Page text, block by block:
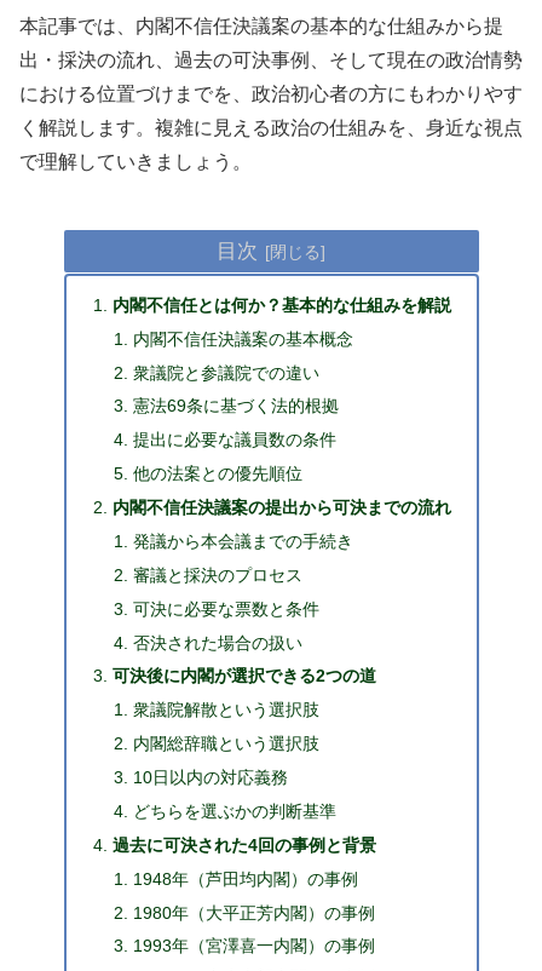
本記事では、内閣不信任決議案の基本的な仕組みから提
出・採決の流れ、過去の可決事例、そして現在の政治情勢
における位置づけまでを、政治初心者の方にもわかりやす
く解説します。複雑に見える政治の仕組みを、身近な視点
で理解していきましょう。
目次
内閣不信任とは何か？基本的な仕組みを解説
内閣不信任決議案の基本概念
衆議院と参議院での違い
憲法69条に基づく法的根拠
提出に必要な議員数の条件
他の法案との優先順位
内閣不信任決議案の提出から可決までの流れ
発議から本会議までの手続き
審議と採決のプロセス
可決に必要な票数と条件
否決された場合の扱い
可決後に内閣が選択できる2つの道
衆議院解散という選択肢
内閣総辞職という選択肢
10日以内の対応義務
どちらを選ぶかの判断基準
過去に可決された4回の事例と背景
1948年（芦田均内閣）の事例
1980年（大平正芳内閣）の事例
1993年（宮澤喜一内閣）の事例